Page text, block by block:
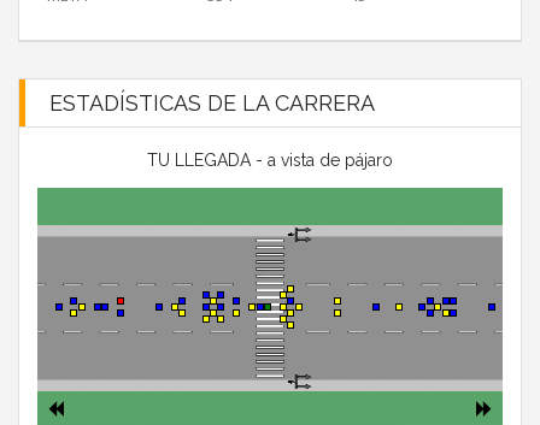
ESTADÍSTICAS DE LA CARRERA
TU LLEGADA - a vista de pájaro